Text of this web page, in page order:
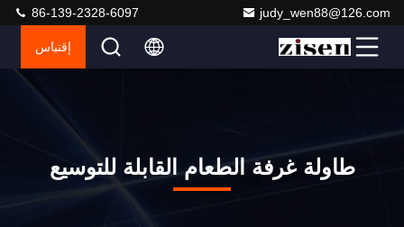
judy_wen88@126.com
86-139-2328-6097
إقتباس
طاولة غرفة الطعام القابلة للتوسيع